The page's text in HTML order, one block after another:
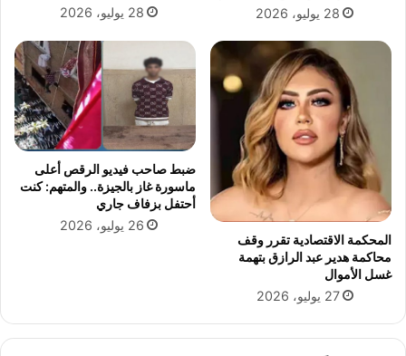
28 يوليو، 2026
28 يوليو، 2026
المحكمة الاقتصادية تقرر وقف
محاكمة هدير عبد الرازق بتهمة
غسل الأموال
27 يوليو، 2026
ضبط صاحب فيديو الرقص أعلى
ماسورة غاز بالجيزة.. والمتهم: كنت
أحتفل بزفاف جاري
26 يوليو، 2026